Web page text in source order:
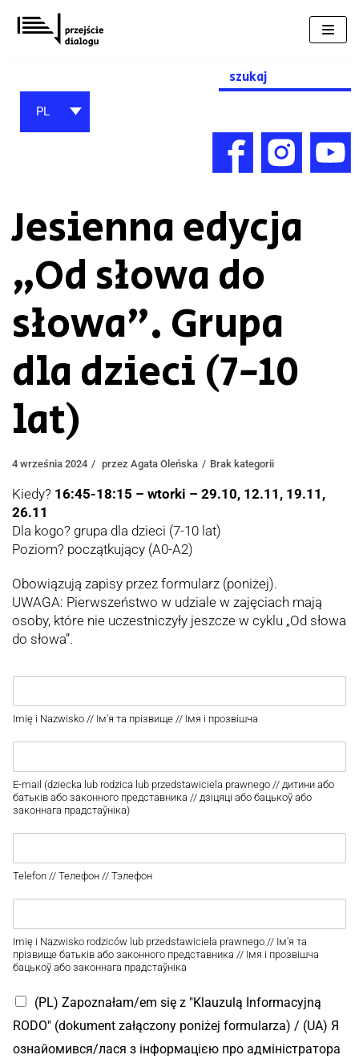
Przejdź
do
Search
for:
PL
Jesienna edycja
„Od słowa do
słowa”. Grupa
dla dzieci (7-10
lat)
4 września 2024 przez Agata Oleńska Brak kategorii
Kiedy? 16:45-18:15 – wtorki – 29.10, 12.11, 19.11,
26.11
Dla kogo? grupa dla dzieci (7-10 lat)
Poziom? początkujący (A0-A2)
Obowiązują zapisy przez formularz (poniżej).
UWAGA: Pierwszeństwo w udziale w zajęciach mają
osoby, które nie uczestniczyły jeszcze w cyklu „Od słowa
do słowa”.
Imię i Nazwisko // Ім'я та прізвище // Імя і прозвішча
E-mail (dziecka lub rodzica lub przedstawiciela prawnego // дитини або
батьків або законного представника // дзіцяці або бацькоў або
законнага прадстаўніка)
Telefon // Телефон // Тэлефон
Imię i Nazwisko rodziców lub przedstawiciela prawnego // Ім'я та
прізвище батьків або законного представника // Імя і прозвішча
бацькоў або законнага прадстаўніка
(PL) Zapoznałam/em się z "Klauzulą Informacyjną
RODO" (dokument załączony poniżej formularza) / (UA) Я
ознайомився/лася з інформацією про адміністратора